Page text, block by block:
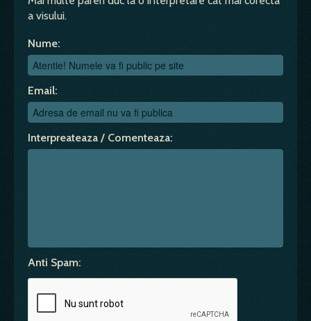
a visului.
Nume:
Email:
Interpreateaza / Comenteaza:
Anti Spam: